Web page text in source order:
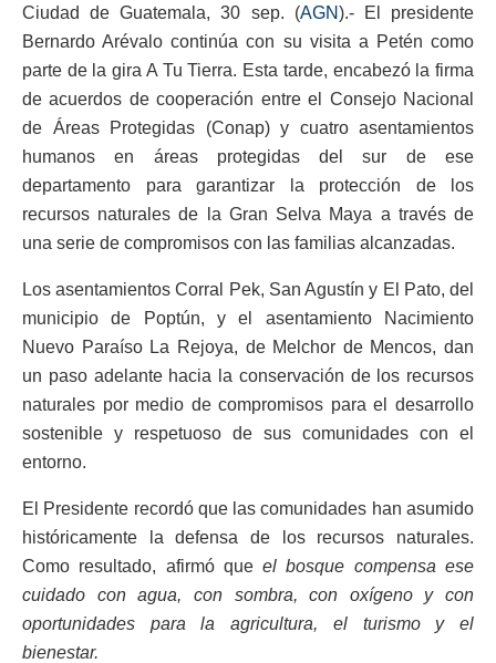
Ciudad de Guatemala, 30 sep. (AGN).- El presidente
Bernardo Arévalo continúa con su visita a Petén como
parte de la gira A Tu Tierra. Esta tarde, encabezó la firma
de acuerdos de cooperación entre el Consejo Nacional
de Áreas Protegidas (Conap) y cuatro asentamientos
humanos en áreas protegidas del sur de ese
departamento para garantizar la protección de los
recursos naturales de la Gran Selva Maya a través de
una serie de compromisos con las familias alcanzadas.
Los asentamientos Corral Pek, San Agustín y El Pato, del
municipio de Poptún, y el asentamiento Nacimiento
Nuevo Paraíso La Rejoya, de Melchor de Mencos, dan
un paso adelante hacia la conservación de los recursos
naturales por medio de compromisos para el desarrollo
sostenible y respetuoso de sus comunidades con el
entorno.
El Presidente recordó que las comunidades han asumido
históricamente la defensa de los recursos naturales.
Como resultado, afirmó queel bosque compensa ese
cuidado con agua, con sombra, con oxígeno y con
oportunidades para la agricultura, el turismo y el
bienestar.